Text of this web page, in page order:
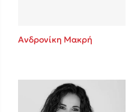
Ανδρονίκη Μακρή